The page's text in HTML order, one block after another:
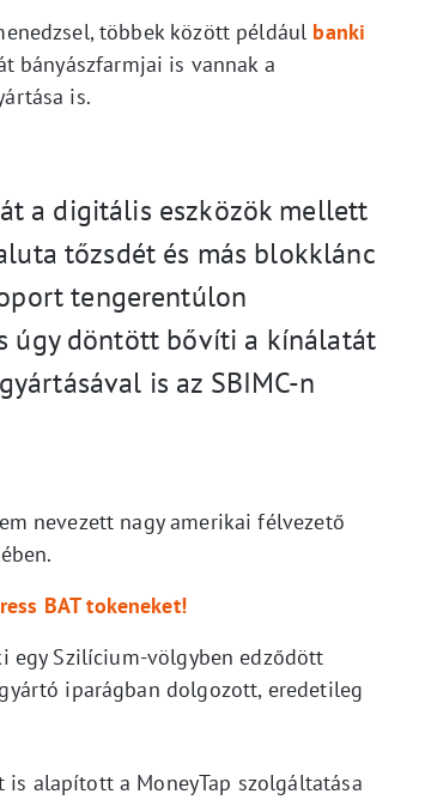
többek között például banki
bányászfarmjai is vannak a
is.
a digitális eszközök mellett
tőzsdét és más blokklánc
tengerentúlon
úgy döntött bővíti a kínálatát
is az SBIMC-n
nevezett nagy amerikai félvezető
BAT tokeneket!
egy Szilícium-völgyben edződött
iparágban dolgozott, eredetileg
alapított a MoneyTap szolgáltatása